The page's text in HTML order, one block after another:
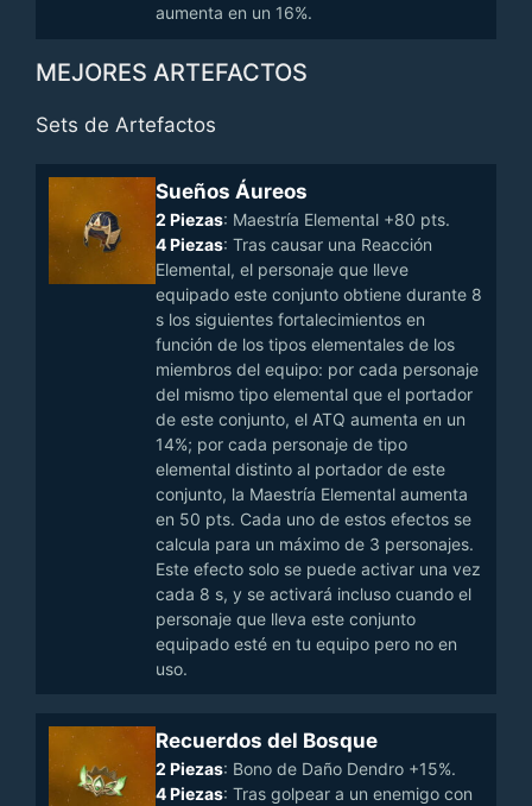
aumenta en un 16%.
MEJORES ARTEFACTOS
Sets de Artefactos
Sueños Áureos
2 Piezas: Maestría Elemental +80 pts.
4 Piezas: Tras causar una Reacción
Elemental, el personaje que lleve
equipado este conjunto obtiene durante 8
s los siguientes fortalecimientos en
función de los tipos elementales de los
miembros del equipo: por cada personaje
del mismo tipo elemental que el portador
de este conjunto, el ATQ aumenta en un
14%; por cada personaje de tipo
elemental distinto al portador de este
conjunto, la Maestría Elemental aumenta
en 50 pts. Cada uno de estos efectos se
calcula para un máximo de 3 personajes.
Este efecto solo se puede activar una vez
cada 8 s, y se activará incluso cuando el
personaje que lleva este conjunto
equipado esté en tu equipo pero no en
uso.
Recuerdos del Bosque
2 Piezas: Bono de Daño Dendro +15%.
4 Piezas: Tras golpear a un enemigo con